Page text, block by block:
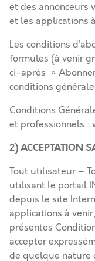
et des annonceurs
et les applications
Les conditions
formules (à venir
ci-après »
conditions
Conditions
et professionnels
2)ACCEPTATION
Tout utilisateur –
utilisant le portail
depuis le site
applications à
présentes
accepter
de quelque nature